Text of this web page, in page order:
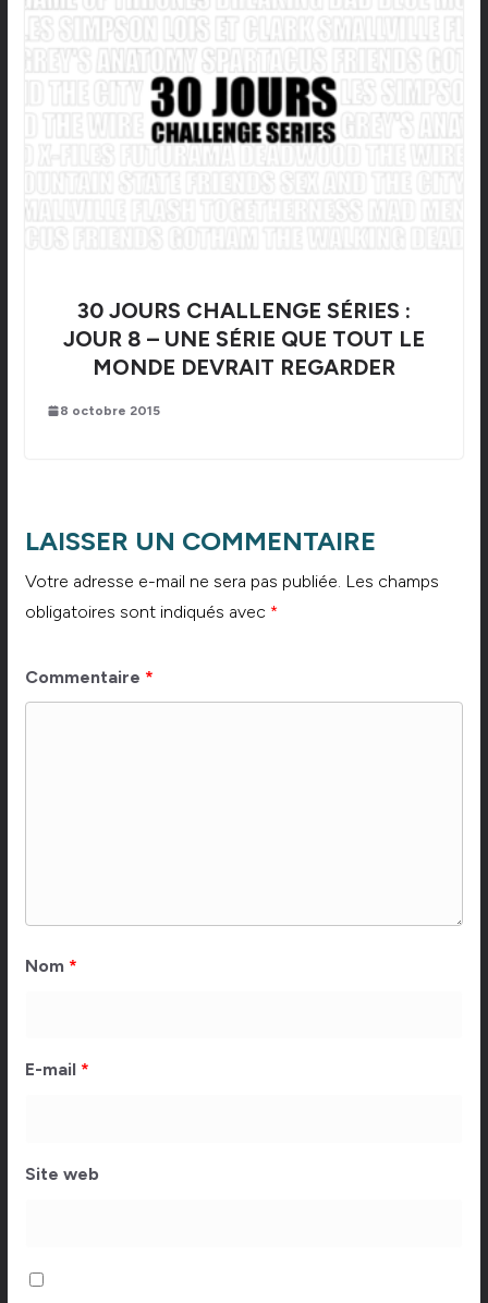
30 JOURS CHALLENGE SÉRIES :
JOUR 8 – UNE SÉRIE QUE TOUT LE
MONDE DEVRAIT REGARDER
8 octobre 2015
LAISSER UN COMMENTAIRE
Votre adresse e-mail ne sera pas publiée. Les champs
obligatoires sont indiqués avec *
Commentaire *
Nom *
E-mail *
Site web